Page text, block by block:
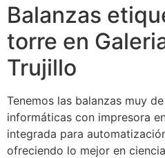
Balanzas
torre en
Trujillo
Tenemos las balanzas muy
informáticas con impresora
integrada para
ofreciendo lo mejor en